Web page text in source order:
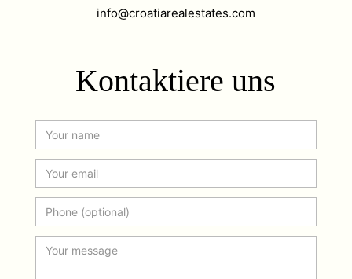
info@croatiarealestates.com
Kontaktiere uns